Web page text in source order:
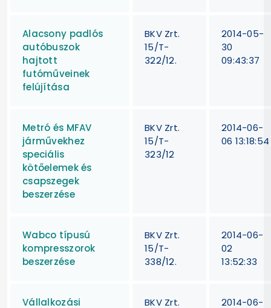
Alacsony padlós
autóbuszok
hajtott
futóműveinek
felújítása
BKV Zrt.
15/T-
322/12.
2014-05-
30
09:43:37
Metró és MFAV
járművekhez
speciális
kötőelemek és
csapszegek
beszerzése
BKV Zrt.
15/T-
323/12
2014-06-
06 13:18:54
Wabco típusú
kompresszorok
beszerzése
BKV Zrt.
15/T-
338/12.
2014-06-
02
13:52:33
Vállalkozási BKV Zrt. 2014-06-